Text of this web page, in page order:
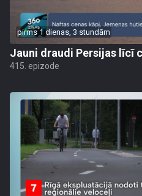
pirms 1 dienas, 3 stundām
Jauni draudi Persijas līcī
415. epizode